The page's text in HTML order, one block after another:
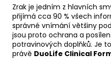
Zrak je jedním z hlavních
přijímá cca 90 % všech
správné vnímání většiny
jsou proto ochrana a
potravinových doplňků. Je
právě DuoLife Clinical